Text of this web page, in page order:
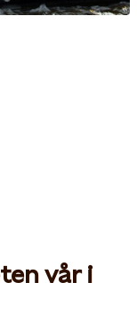
vår i